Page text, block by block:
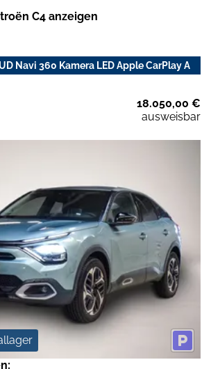
C4 anzeigen
Navi 360 Kamera LED Apple CarPlay A
18.050,00 €
ausweisbar